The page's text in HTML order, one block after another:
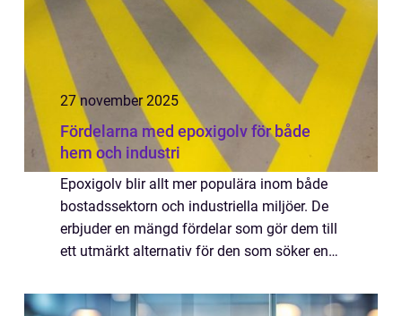
27 november 2025
Fördelarna med epoxigolv för både
hem och industri
Epoxigolv blir allt mer populära inom både
bostadssektorn och industriella miljöer. De
erbjuder en mängd fördelar som gör dem till
ett utmärkt alternativ för den som söker en